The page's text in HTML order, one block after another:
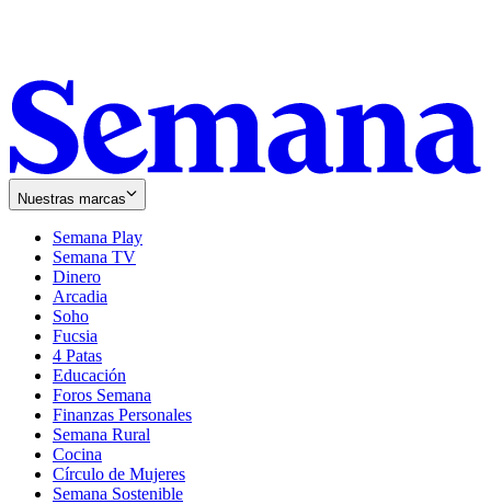
Nuestras marcas
Semana Play
Semana TV
Dinero
Arcadia
Soho
in
new
window
Fucsia
in
new
window
4 Patas
Educación
Foros Semana
Finanzas Personales
Semana Rural
Cocina
Círculo de Mujeres
Semana Sostenible